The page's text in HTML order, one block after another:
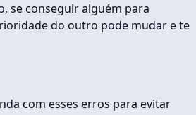
se conseguir alguém para
do outro pode mudar e te
com esses erros para evitar